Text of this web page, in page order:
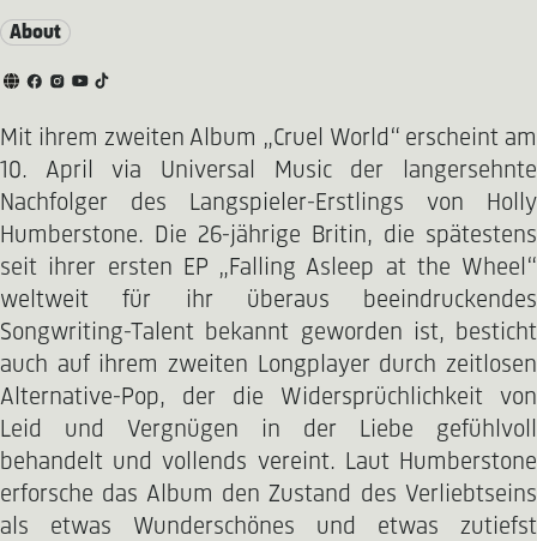
About
Mit ihrem zweiten Album „Cruel World“ erscheint am
10. April via Universal Music der langersehnte
Nachfolger des Langspieler-Erstlings von Holly
Humberstone. Die 26-jährige Britin, die spätestens
seit ihrer ersten EP „Falling Asleep at the Wheel“
weltweit für ihr überaus beeindruckendes
Songwriting-Talent bekannt geworden ist, besticht
auch auf ihrem zweiten Longplayer durch zeitlosen
Alternative-Pop, der die Widersprüchlichkeit von
Leid und Vergnügen in der Liebe gefühlvoll
behandelt und vollends vereint. Laut Humberstone
erforsche das Album den Zustand des Verliebtseins
als etwas Wunderschönes und etwas zutiefst